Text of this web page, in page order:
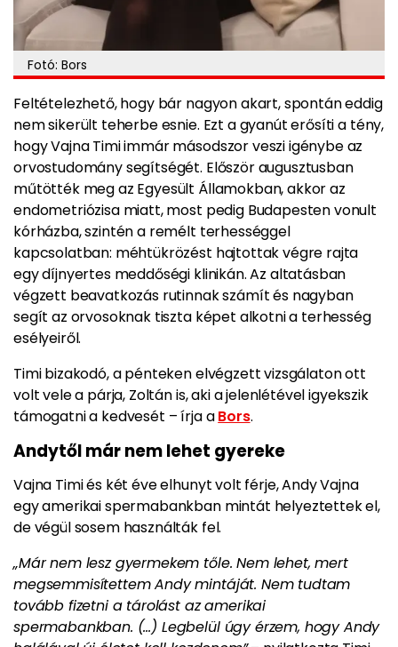
Fotó: Bors
Feltételezhető, hogy bár nagyon akart, spontán eddig
nem sikerült teherbe esnie. Ezt a gyanút erősíti a tény,
hogyVajna Timi immár másodszor veszi igénybe az
orvostudomány segítségét. Először augusztusban
műtötték meg az Egyesült Államokban, akkor az
endometriózisa miatt, most pedig Budapesten vonult
kórházba, szintén a remélt terhességgel
kapcsolatban: méhtükrözést hajtottak végre rajta
egy díjnyertes meddőségi klinikán. Az altatásban
végzett beavatkozás rutinnak számít és nagyban
segít az orvosoknak tiszta képet alkotni a terhesség
esélyeiről.
Timi bizakodó, a pénteken elvégzett vizsgálaton ott
volt vele a párja, Zoltán is, aki a jelenlétével igyekszik
támogatni a kedvesét – írja aBors.
Andytől már nem lehet gyereke
Vajna Timi és két éve elhunyt volt férje, Andy Vajna
egy amerikai spermabankban mintát helyeztettek el,
de végül sosem használták fel.
„Már nem lesz gyermekem tőle. Nem lehet, mert
megsemmisítettem Andy mintáját. Nem tudtam
tovább fizetni a tárolást az amerikai
spermabankban. (…) Legbelül úgy érzem, hogy Andy